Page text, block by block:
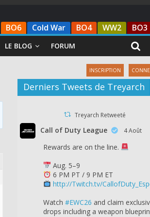
BO6 Cold War BO4 WW2 BO3
LE BLOG FORUM
INSCRIPTION
Derniers Tweets de Treyarch
Treyarch Retweeté
Call of Duty League 4 Août
Rewards are on the line.
Aug. 5–9
6 PM PT / 9 PM ET
http://Twitch.tv/
Watch #EWC26 and claim
drops including a weapon